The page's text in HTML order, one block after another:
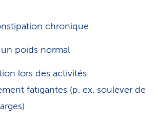
chronique
poids normal
lors des activités
fatigantes (p. ex. soulever de